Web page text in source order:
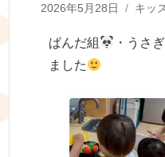
Posted
2026年5月28日 キッ
ぱんだ組 ・うさ
ました